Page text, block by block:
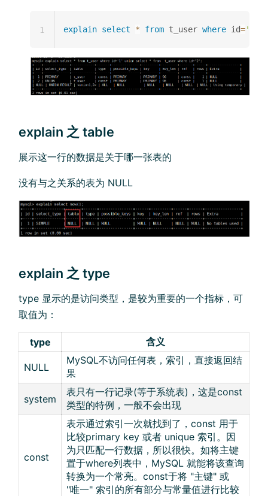
explain select * from t_user where id='1'
1
explain 之 table
展示这一行的数据是关于哪一张表的
没有与之关系的表为 NULL
explain 之 type
type 显示的是访问类型，是较为重要的一个指标，可
取值为：
type 含义
NULL
MySQL不访问任何表，索引，直接返回结
果
system
表只有一行记录(等于系统表)，这是const
类型的特例，一般不会出现
const
表示通过索引一次就找到了，const 用于
比较primary key 或者 unique 索引。因
为只匹配一行数据，所以很快。如将主键
置于where列表中，MySQL 就能将该查询
转换为一个常亮。const于将 "主键" 或
"唯一" 索引的所有部分与常量值进行比较